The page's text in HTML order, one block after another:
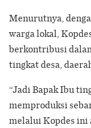
Menurutnya,
warga lokal,
berkontribusi
tingkat desa,
“Jadi Bapak Ibu
memproduksi
melalui Kopdes ini